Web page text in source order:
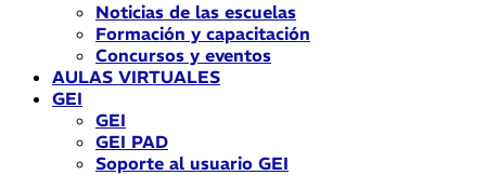
Noticias de las escuelas
Formación y capacitación
Concursos y eventos
AULAS VIRTUALES
GEI
GEI
GEI PAD
Soporte al usuario GEI